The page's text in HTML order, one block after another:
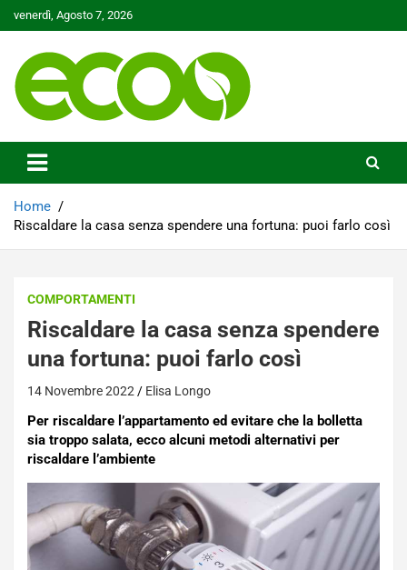
to
venerdì, Agosto 7, 2026
Ecoo.it
Home
Riscaldare la casa senza spendere una fortuna: puoi farlo così
COMPORTAMENTI
Riscaldare la casa senza spendere
una fortuna: puoi farlo così
14 Novembre 2022 Elisa Longo
Per riscaldare l’appartamento ed evitare che la bolletta
sia troppo salata, ecco alcuni metodi alternativi per
riscaldare l’ambiente